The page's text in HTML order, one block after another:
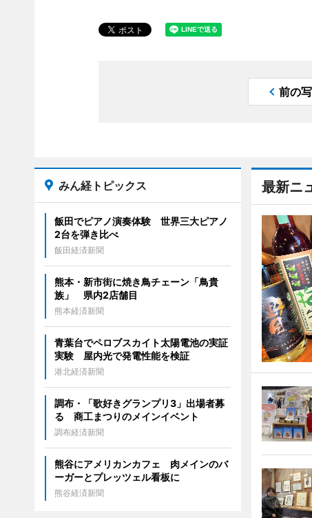
前の
最新ニ
みん経トピックス
飯田でピアノ演奏体験 世界三大ピアノ
2台を弾き比べ
飯田経済新聞
熊本・新市街に焼き鳥チェーン「鳥貴
族」 県内2店舗目
熊本経済新聞
青葉台でペロブスカイト太陽電池の実証
実験 屋内光で発電性能を検証
港北経済新聞
調布・「歌好きグランプリ3」出場者募
る 商工まつりのメインイベント
調布経済新聞
熊谷にアメリカンカフェ 肉メインのバ
ーガーとプレッツェル看板に
熊谷経済新聞